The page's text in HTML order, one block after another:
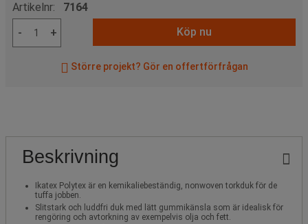
Artikelnr: 7164
-
+ Köp nu
Större projekt? Gör en offertförfrågan
Beskrivning
Ikatex Polytex är en kemikaliebeständig, nonwoven torkduk för de
tuffa jobben.
Slitstark och luddfri duk med lätt gummikänsla som är idealisk för
rengöring och avtorkning av exempelvis olja och fett.